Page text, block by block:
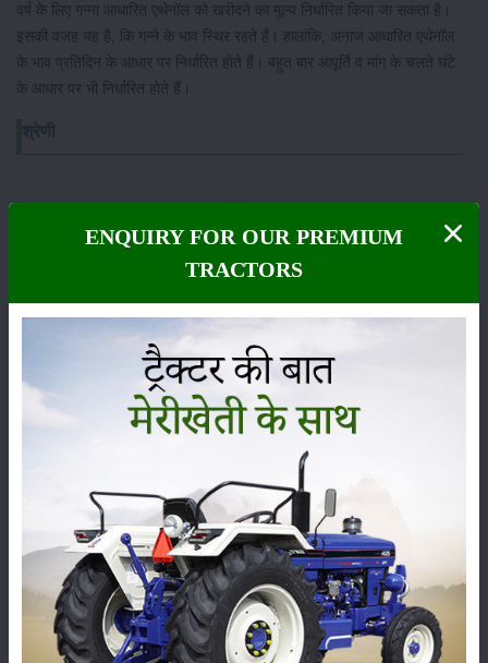
वर्ष के लिए गन्ना आधारित एथेनॉल को खरीदने का मूल्य निर्धारित किया जा सकता है।
इसकी वजह यह है, कि गन्ने के भाव स्थिर रहते हैं। हालांकि, अनाज आधारित एथेनॉल
के भाव प्रतिदिन के आधार पर निर्धारित होते हैं। बहुत बार आपूर्ति व मांग के चलते घंटे
के आधार पर भी निर्धारित होते हैं।
कीटनाशक
कृषि यंत्र
सम्पादकीय अन्य
ENQUIRY FOR OUR PREMIUM
TRACTORS